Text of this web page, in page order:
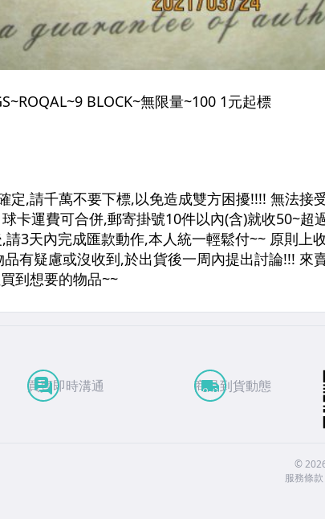
買賣即時溝通 商品到貨動態
©
服務條款